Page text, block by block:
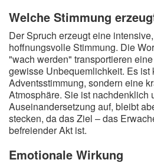
Welche Stimmung
Der Spruch erzeugt eine
hoffnungsvolle Stimmung. Die
"wach werden" transportieren
gewisse Unbequemlichkeit. Es ist
Adventsstimmung, sondern eine
Atmosphäre. Sie ist nachdenklich
Auseinandersetzung auf, bleibt
stecken, da das Ziel – das
befreiender Akt ist.
Emotionale Wirkung